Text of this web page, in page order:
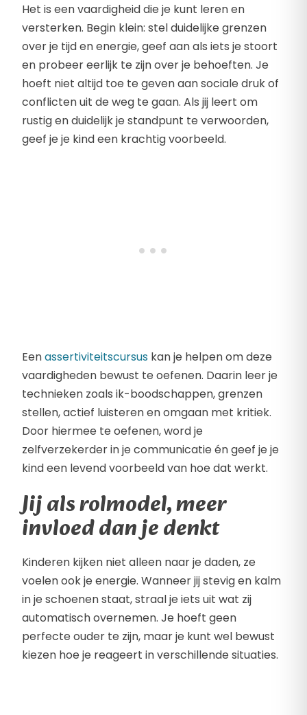
Het is een vaardigheid die je kunt leren en
versterken. Begin klein: stel duidelijke grenzen
over je tijd en energie, geef aan als iets je stoort
en probeer eerlijk te zijn over je behoeften. Je
hoeft niet altijd toe te geven aan sociale druk of
conflicten uit de weg te gaan. Als jij leert om
rustig en duidelijk je standpunt te verwoorden,
geef je je kind een krachtig voorbeeld.
Eenassertiviteitscursus kan je helpen om deze
vaardigheden bewust te oefenen. Daarin leer je
technieken zoals ik-boodschappen, grenzen
stellen, actief luisteren en omgaan met kritiek.
Door hiermee te oefenen, word je
zelfverzekerder in je communicatie én geef je je
kind een levend voorbeeld van hoe dat werkt.
Jij als rolmodel, meer
invloed dan je denkt
Kinderen kijken niet alleen naar je daden, ze
voelen ook je energie. Wanneer jij stevig en kalm
in je schoenen staat, straal je iets uit wat zij
automatisch overnemen. Je hoeft geen
perfecte ouder te zijn, maar je kunt wel bewust
kiezen hoe je reageert in verschillende situaties.